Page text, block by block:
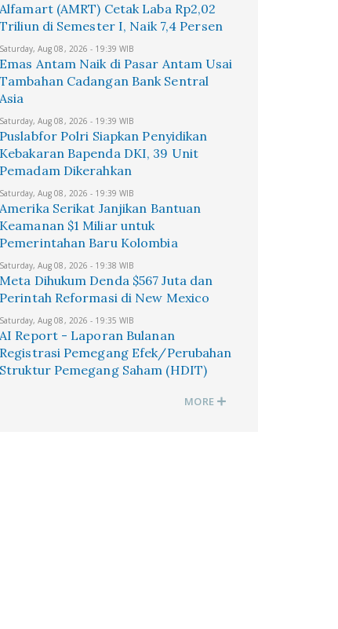
Alfamart (AMRT) Cetak Laba Rp2,02
Triliun di Semester I, Naik 7,4 Persen
Saturday, Aug 08, 2026 - 19:39 WIB
Emas Antam Naik di Pasar Antam Usai
Tambahan Cadangan Bank Sentral
Asia
Saturday, Aug 08, 2026 - 19:39 WIB
Puslabfor Polri Siapkan Penyidikan
Kebakaran Bapenda DKI, 39 Unit
Pemadam Dikerahkan
Saturday, Aug 08, 2026 - 19:39 WIB
Amerika Serikat Janjikan Bantuan
Keamanan $1 Miliar untuk
Pemerintahan Baru Kolombia
Saturday, Aug 08, 2026 - 19:38 WIB
Meta Dihukum Denda $567 Juta dan
Perintah Reformasi di New Mexico
Saturday, Aug 08, 2026 - 19:35 WIB
AI Report - Laporan Bulanan
Registrasi Pemegang Efek/Perubahan
Struktur Pemegang Saham (HDIT)
MORE